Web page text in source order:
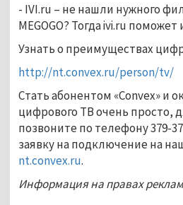
- IVI.ru – не нашли нужного
MEGOGO? Тогда ivi.ru
Узнать о преимуществах
http://nt.convex.ru/person/tv/
Стать абонентом «Convex» и
цифрового ТВ очень просто,
позвоните по телефону 379-
заявку на подключение на
nt.convex.ru.
Информация на правах